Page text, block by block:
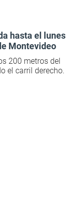
hasta el lunes
Montevideo
200 metros del
el carril derecho.